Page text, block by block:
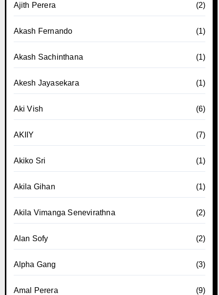
Ajith Perera (2)
Akash Fernando (1)
Akash Sachinthana (1)
Akesh Jayasekara (1)
Aki Vish (6)
AKIIY (7)
Akiko Sri (1)
Akila Gihan (1)
Akila Vimanga Senevirathna (2)
Alan Sofy (2)
Alpha Gang (3)
Amal Perera (9)